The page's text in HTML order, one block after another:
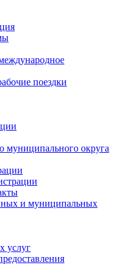
поездки
муниципального округа
и муниципальных
услуг